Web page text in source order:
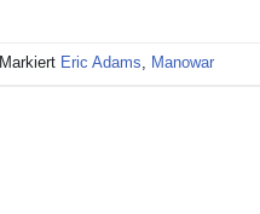
Markiert Eric Adams, Manowar